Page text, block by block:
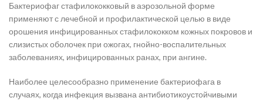
Бактериофаг стафилококковый в аэрозольной форме
применяют с лечебной и профилактической целью в виде
орошения инфицированных стафилококком кожных покровов и
слизистых оболочек при ожогах, гнойно-воспалительных
заболеваниях, инфицированных ранах, при ангине.
Наиболее целесообразно применение бактериофага в
случаях, когда инфекция вызвана антибиотикоустойчивыми